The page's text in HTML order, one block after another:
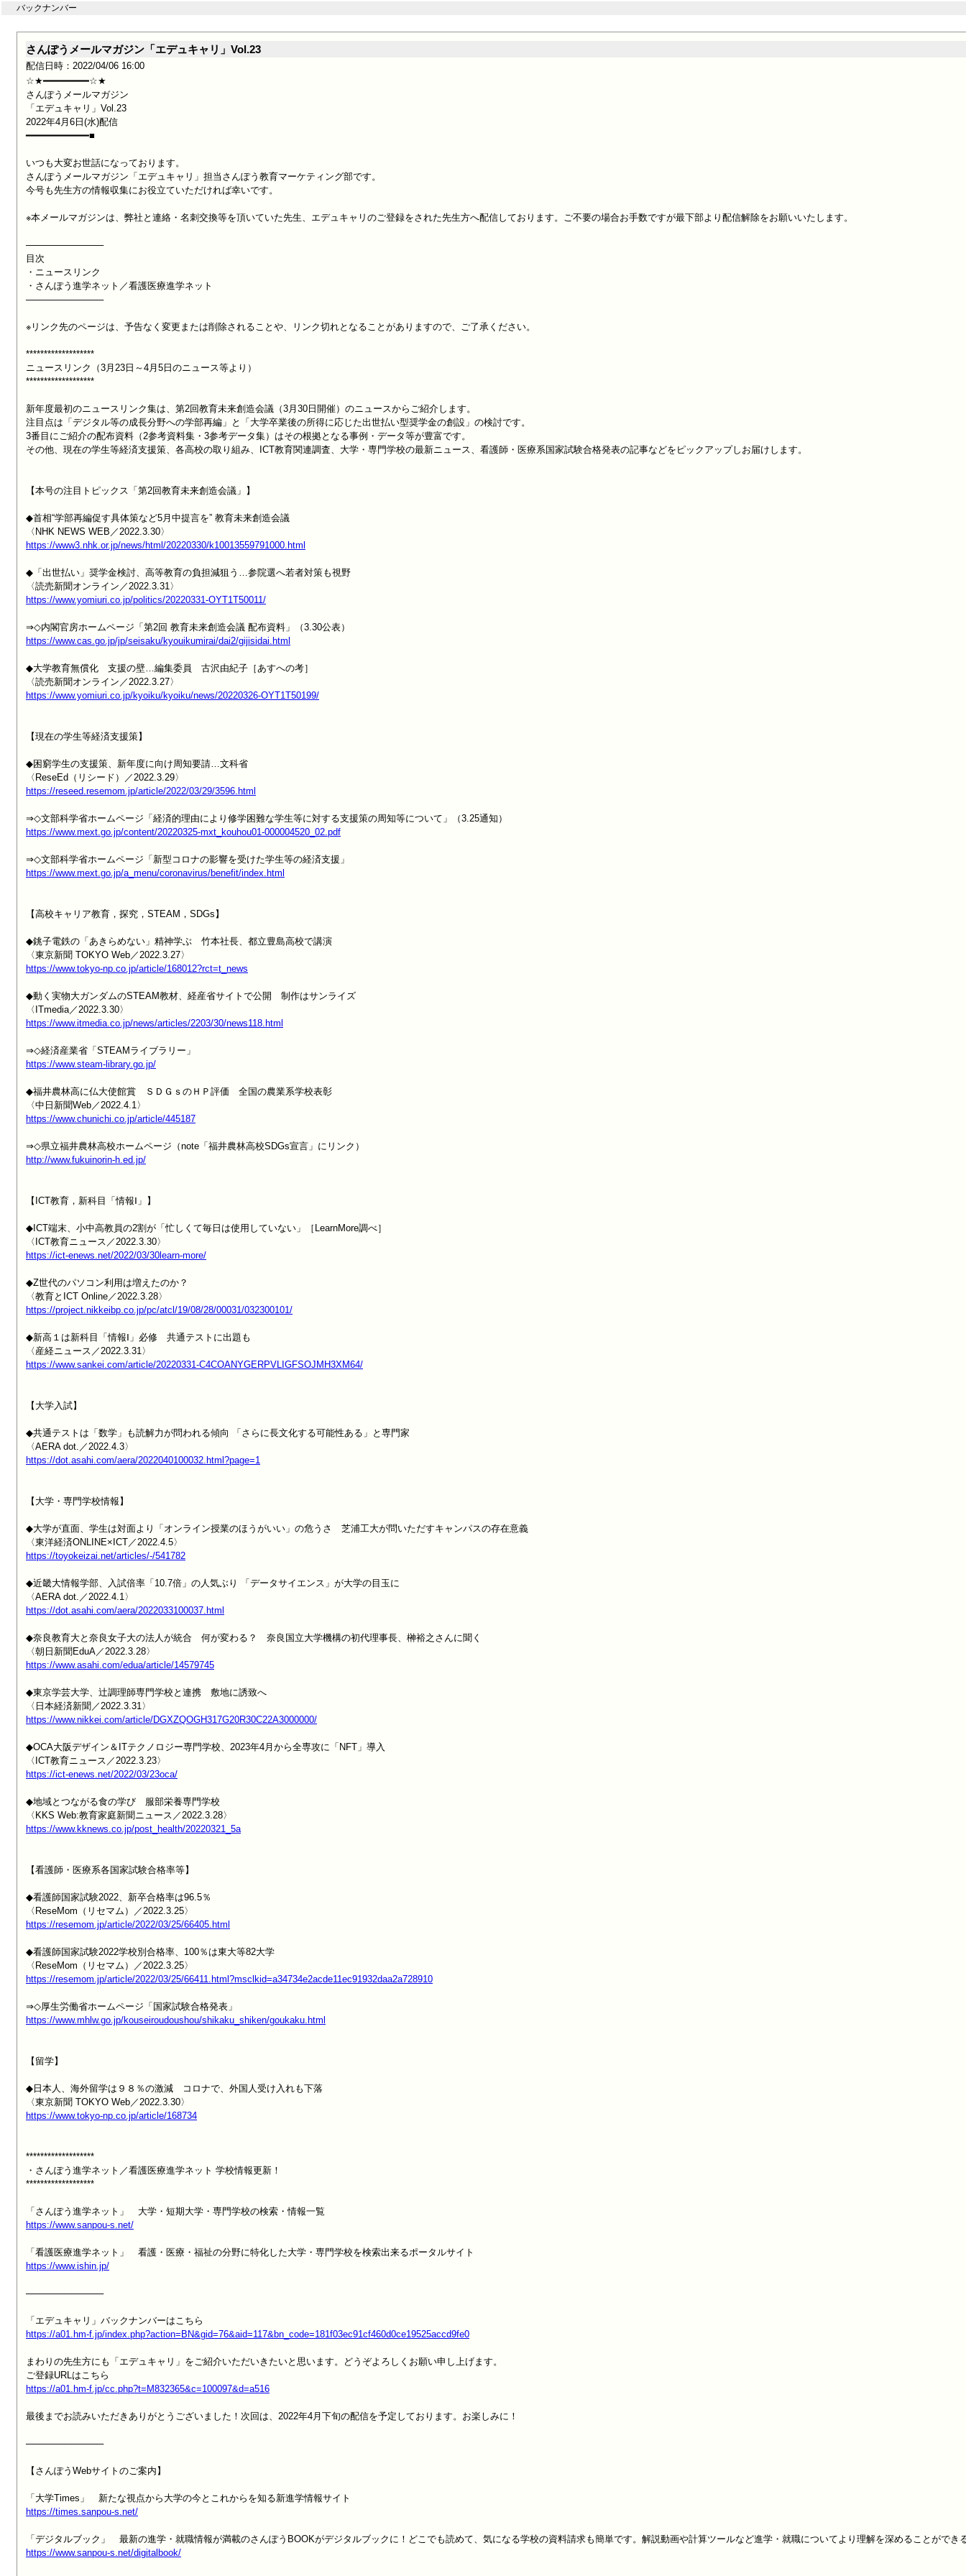
バックナンバー
さんぽうメールマガジン「エデュキャリ」Vol.23
配信日時：2022/04/06 16:00
☆★━━━━━━━━☆★
さんぽうメールマガジン
「エデュキャリ」Vol.23
2022年4月6日(水)配信
━━━━━━━━━━━■
いつも大変お世話になっております。
さんぽうメールマガジン「エデュキャリ」担当さんぽう教育マーケティング部です。
今号も先生方の情報収集にお役立ていただければ幸いです。
※本メールマガジンは、弊社と連絡・名刺交換等を頂いていた先生、エデュキャリのご登録をされた先生方へ配信しております。ご不要の場合お手数ですが最下部より配信解除をお願いいたします。
────────────
目次
・ニュースリンク
・さんぽう進学ネット／看護医療進学ネット
────────────
※リンク先のページは、予告なく変更または削除されることや、リンク切れとなることがありますので、ご了承ください。
*******************
ニュースリンク（3月23日～4月5日のニュース等より）
*******************
新年度最初のニュースリンク集は、第2回教育未来創造会議（3月30日開催）のニュースからご紹介します。
注目点は「デジタル等の成長分野への学部再編」と「大学卒業後の所得に応じた出世払い型奨学金の創設」の検討です。
3番目にご紹介の配布資料（2参考資料集・3参考データ集）はその根拠となる事例・データ等が豊富です。
その他、現在の学生等経済支援策、各高校の取り組み、ICT教育関連調査、大学・専門学校の最新ニュース、看護師・医療系国家試験合格発表の記事などをピックアップしお届けします。
【本号の注目トピックス「第2回教育未来創造会議」】
◆首相“学部再編促す具体策など5月中提言を” 教育未来創造会議
https://www3.nhk.or.jp/news/html/20220330/k10013559791000.html
◆「出世払い」奨学金検討、高等教育の負担減狙う…参院選へ若者対策も視野
https://www.yomiuri.co.jp/politics/20220331-OYT1T50011/
https://www.cas.go.jp/jp/seisaku/kyouikumirai/dai2/gijisidai.html
◆大学教育無償化　支援の壁…編集委員　古沢由紀子［あすへの考］
https://www.yomiuri.co.jp/kyoiku/kyoiku/news/20220326-OYT1T50199/
【現在の学生等経済支援策】
◆困窮学生の支援策、新年度に向け周知要請…文科省
https://reseed.resemom.jp/article/2022/03/29/3596.html
https://www.mext.go.jp/content/20220325-mxt_kouhou01-000004520_02.pdf
https://www.mext.go.jp/a_menu/coronavirus/benefit/index.html
【高校キャリア教育，探究，STEAM，SDGs】
◆銚子電鉄の「あきらめない」精神学ぶ　竹本社長、都立豊島高校で講演
https://www.tokyo-np.co.jp/article/168012?rct=t_news
◆動く実物大ガンダムのSTEAM教材、経産省サイトで公開　制作はサンライズ
https://www.itmedia.co.jp/news/articles/2203/30/news118.html
https://www.steam-library.go.jp/
◆福井農林高に仏大使館賞　ＳＤＧｓのＨＰ評価　全国の農業系学校表彰
https://www.chunichi.co.jp/article/445187
http://www.fukuinorin-h.ed.jp/
【ICT教育，新科目「情報Ⅰ」】
◆ICT端末、小中高教員の2割が「忙しくて毎日は使用していない」［LearnMore調べ］
https://ict-enews.net/2022/03/30learn-more/
◆Z世代のパソコン利用は増えたのか？
https://project.nikkeibp.co.jp/pc/atcl/19/08/28/00031/032300101/
◆新高１は新科目「情報Ⅰ」必修　共通テストに出題も
https://www.sankei.com/article/20220331-C4COANYGERPVLIGFSOJMH3XM64/
【大学入試】
◆共通テストは「数学」も読解力が問われる傾向 「さらに長文化する可能性ある」と専門家
https://dot.asahi.com/aera/2022040100032.html?page=1
【大学・専門学校情報】
◆大学が直面、学生は対面より「オンライン授業のほうがいい」の危うさ　芝浦工大が問いただすキャンパスの存在意義
https://toyokeizai.net/articles/-/541782
◆近畿大情報学部、入試倍率「10.7倍」の人気ぶり 「データサイエンス」が大学の目玉に
https://dot.asahi.com/aera/2022033100037.html
◆奈良教育大と奈良女子大の法人が統合　何が変わる？　奈良国立大学機構の初代理事長、榊裕之さんに聞く
https://www.asahi.com/edua/article/14579745
◆東京学芸大学、辻調理師専門学校と連携　敷地に誘致へ
https://www.nikkei.com/article/DGXZQOGH317G20R30C22A3000000/
◆OCA大阪デザイン＆ITテクノロジー専門学校、2023年4月から全専攻に「NFT」導入
https://ict-enews.net/2022/03/23oca/
◆地域とつながる食の学び　服部栄養専門学校
https://www.kknews.co.jp/post_health/20220321_5a
【看護師・医療系各国家試験合格率等】
◆看護師国家試験2022、新卒合格率は96.5％
https://resemom.jp/article/2022/03/25/66405.html
◆看護師国家試験2022学校別合格率、100％は東大等82大学
https://resemom.jp/article/2022/03/25/66411.html?msclkid=a34734e2acde11ec91932daa2a728910
https://www.mhlw.go.jp/kouseiroudoushou/shikaku_shiken/goukaku.html
【留学】
◆日本人、海外留学は９８％の激減　コロナで、外国人受け入れも下落
https://www.tokyo-np.co.jp/article/168734
*******************
・さんぽう進学ネット／看護医療進学ネット 学校情報更新！
*******************
https://www.sanpou-s.net/
https://www.ishin.jp/
────────────
https://a01.hm-f.jp/index.php?action=BN&gid=76&aid=117&bn_code=181f03ec91cf460d0ce19525accd9fe0
まわりの先生方にも「エデュキャリ」をご紹介いただいきたいと思います。どうぞよろしくお願い申し上げます。
https://a01.hm-f.jp/cc.php?t=M832365&c=100097&d=a516
最後までお読みいただきありがとうございました！次回は、2022年4月下旬の配信を予定しております。お楽しみに！
────────────
【さんぽうWebサイトのご案内】
https://times.sanpou-s.net/
https://www.sanpou-s.net/digitalbook/